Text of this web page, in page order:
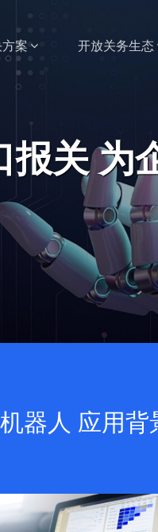
案 开放关务生态
关 为
器人 应用背